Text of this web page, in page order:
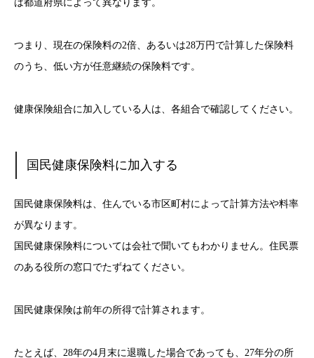
は都道府県によって異なります。
つまり、現在の保険料の2倍、あるいは28万円で計算した保険料
のうち、低い方が任意継続の保険料です。
健康保険組合に加入している人は、各組合で確認してください。
国民健康保険料に加入する
国民健康保険料は、住んでいる市区町村によって計算方法や料率
が異なります。
国民健康保険料については会社で聞いてもわかりません。住民票
のある役所の窓口でたずねてください。
国民健康保険は前年の所得で計算されます。
たとえば、28年の4月末に退職した場合であっても、27年分の所